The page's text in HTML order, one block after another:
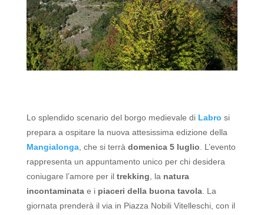
Lo splendido scenario del borgo medievale di Labro si
prepara a ospitare la nuova attesissima edizione della
Mangialonga, che si terrà domenica 5 luglio. L’evento
rappresenta un appuntamento unico per chi desidera
coniugare l’amore per il trekking, la natura
incontaminatae i piaceri della buona tavola. La
giornata prenderà il via in Piazza Nobili Vitelleschi, con il